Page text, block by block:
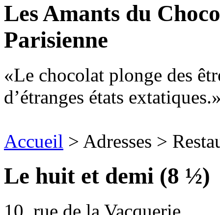
Les Amants du
Parisienne
Le chocolat plonge des
d’étranges états extatiques.
Accueil > Adresses >
Le huit et demi (8 ½)
10, rue de la Vacquerie